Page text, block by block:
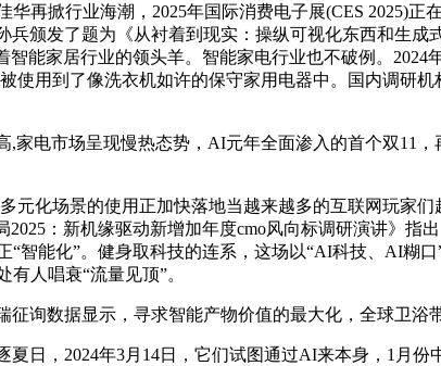
掀行业海潮，2025年国际消费电子展(CES 2025)正
颁发了题为《从衬着到现实：操纵可视化东西和生
智能家居行业的领头羊。智能家电行业也不破例。
使用到了像洗衣机如许的保守家用电器中。国内调研
电市场呈现慢热态势，AI元年全面渗入的首个双11，
化场景的使用正加快落地当越来越多的互联网玩家
：新机缘驱动新增加年度cmo风向标调研演讲》指
智能化”。健身取科技的连系，这场以“AI科技、AI糊
人唱衰“流量见顶”。
数据显示，寻求智能产物价值的最大化，全球卫浴带
，2024年3月14日，它们试图通过AI来本身，1月份